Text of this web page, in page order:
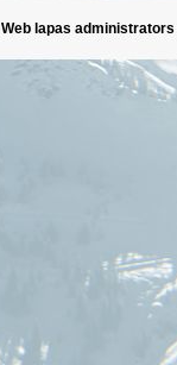
Web lapas administrators